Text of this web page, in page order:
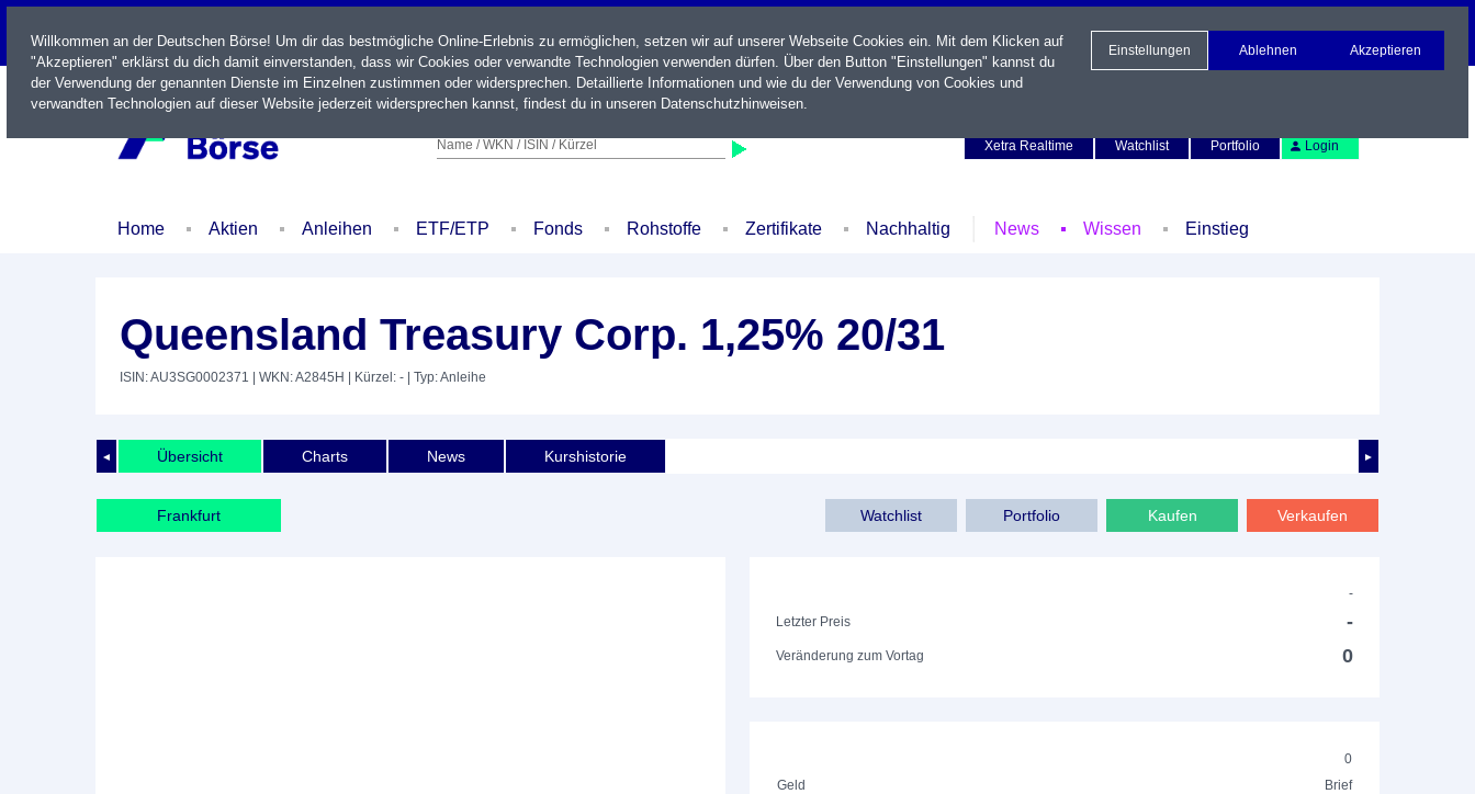
LIVE
Name / WKN / ISIN / Kürzel
Xetra Realtime
Watchlist Portfolio Login
Home Aktien Anleihen ETF/ETP Fonds Rohstoffe Zertifikate Nachhaltig News Wissen Einstieg
Queensland Treasury Corp. 1,25% 20/31
ISIN: AU3SG0002371 | WKN: A2845H | Kürzel: - | Typ: Anleihe
◄ ►
Übersicht Charts News Kurshistorie
Frankfurt Verkaufen
Kaufen
Portfolio
Watchlist
-
Letzter Preis
-
Veränderung zum Vortag 0
0
Geld
Brief
Willkommen an der Deutschen Börse! Um dir das bestmögliche Online-Erlebnis zu ermöglichen, setzen wir auf unserer Webseite Cookies ein. Mit dem Klicken auf
"Akzeptieren" erklärst du dich damit einverstanden, dass wir Cookies oder verwandte Technologien verwenden dürfen. Über den Button "Einstellungen" kannst du
der Verwendung der genannten Dienste im Einzelnen zustimmen oder widersprechen. Detaillierte Informationen und wie du der Verwendung von Cookies und
verwandten Technologien auf dieser Website jederzeit widersprechen kannst, findest du in unseren Datenschutzhinweisen.
Einstellungen Ablehnen Akzeptieren